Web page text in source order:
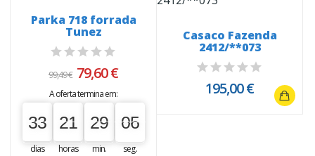
Parka 718 forrada
Tunez
99,49 € 79,60 €
A oferta termina em:
33
33
00
dias
21
21
00
horas
29
29
00
min.
05
04
05
seg.
Casaco Fazenda
2412/**073
195,00 €